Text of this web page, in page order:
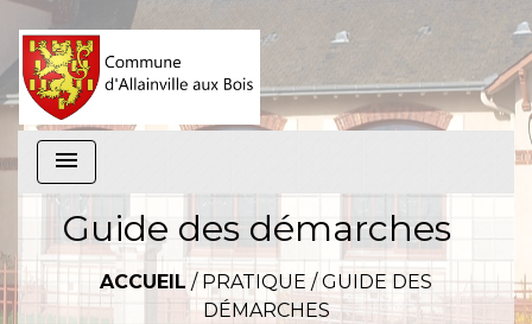
menu
Guide des démarches
ACCUEIL / PRATIQUE /GUIDE DES
DÉMARCHES